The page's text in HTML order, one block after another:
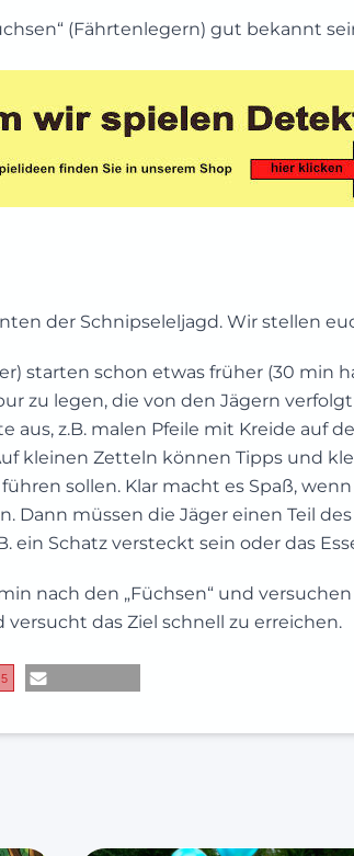
(Fährtenlegern) gut bekannt
der Schnipseleljagd. Wir stellen
starten schon etwas früher (30 min
zu legen, die von den Jägern
aus, z.B. malen Pfeile mit Kreide auf
kleinen Zetteln können Tipps und
sollen. Klar macht es Spaß,
Dann müssen die Jäger einen Teil
ein Schatz versteckt sein oder das
nach den „Füchsen“ und
das Ziel schnell zu erreichen.
5